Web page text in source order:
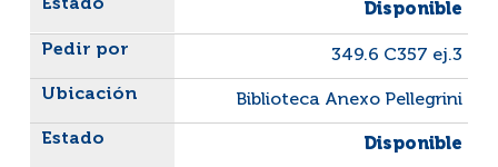
Disponible
349.6 C357 ej.3
Biblioteca Anexo Pellegrini
Disponible